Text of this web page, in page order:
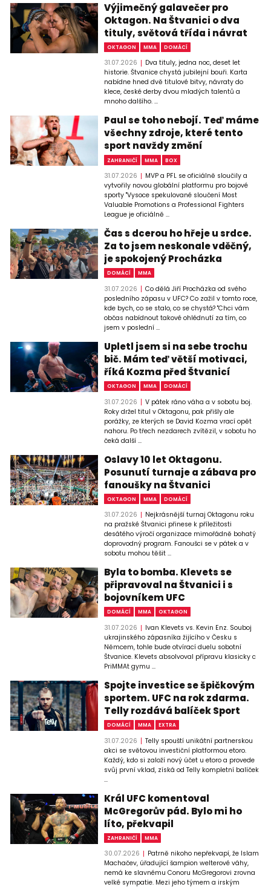
Výjimečný galavečer pro
Oktagon. Na Štvanici o dva
tituly, světová třída i návrat
OKTAGON MMA DOMÁCÍ
31.07.2026
Dva tituly, jedna noc, deset let
historie. Štvanice chystá jubilejní bouři. Karta
nabídne hned dvě titulové bitvy, návraty do
klece, české derby dvou mladých talentů a
mnoho dalšího. ...
Paul se toho nebojí. Teď máme
všechny zdroje, které tento
sport navždy změní
ZAHRANIČÍ MMA BOX
31.07.2026
MVP a PFL se oficiálně sloučily a
vytvořily novou globální platformu pro bojové
sporty "Vysoce spekulované sloučení Most
Valuable Promotions a Professional Fighters
League je oficiálně ...
Čas s dcerou ho hřeje u srdce.
Za to jsem neskonale vděčný,
je spokojený Procházka
DOMÁCÍ MMA
31.07.2026
Co dělá Jiří Procházka od svého
posledního zápasu v UFC? Co zažil v tomto roce,
kde bych, co se stalo, co se chystá? "Chci vám
občas nabídnout takové ohlédnutí za tím, co
jsem v poslední ...
Upletl jsem si na sebe trochu
bič. Mám teď větší motivaci,
říká Kozma před Štvanicí
OKTAGON MMA DOMÁCÍ
31.07.2026
V pátek ráno váha a v sobotu boj.
Roky držel titul v Oktagonu, pak přišly ale
porážky, ze kterých se David Kozma vrací opět
nahoru. Po třech nezdarech zvítězil, v sobotu ho
čeká další ...
Oslavy 10 let Oktagonu.
Posunutí turnaje a zábava pro
fanoušky na Štvanici
OKTAGON MMA DOMÁCÍ
31.07.2026
Nejkrásnější turnaj Oktagonu roku
na pražské Štvanici přinese k příležitosti
desátého výročí organizace mimořádně bohatý
doprovodný program. Fanoušci se v pátek a v
sobotu mohou těšit ...
Byla to bomba. Klevets se
připravoval na Štvanici i s
bojovníkem UFC
DOMÁCÍ MMA OKTAGON
31.07.2026
Ivan Klevets vs. Kevin Enz. Souboj
ukrajinského zápasníka žijícího v Česku s
Němcem, tohle bude otvírací duelu sobotní
Štvanice. Klevets absolvoval přípravu klasicky c
PriMMAt gymu ...
Spojte investice se špičkovým
sportem. UFC na rok zdarma.
Telly rozdává balíček Sport
DOMÁCÍ MMA EXTRA
31.07.2026
Telly spouští unikátní partnerskou
akci se světovou investiční platformou etoro.
Každý, kdo si založí nový účet u etoro a provede
svůj první vklad, získá od Telly kompletní balíček
...
Král UFC komentoval
McGregorův pád. Bylo mi ho
líto, překvapil
ZAHRANIČÍ MMA
30.07.2026
Patrně nikoho nepřekvapí, že Islam
Machačev, úřadující šampion welterové váhy,
nemá ke slavnému Conoru McGregorovi zrovna
velké sympatie. Mezi jeho týmem a irským